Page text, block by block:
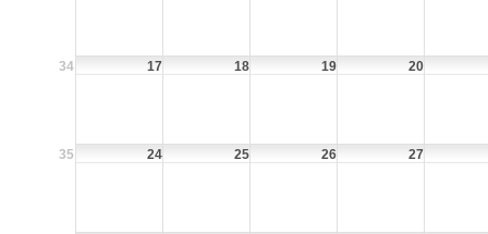
34 17 18 19 20
35 24 25 26 27